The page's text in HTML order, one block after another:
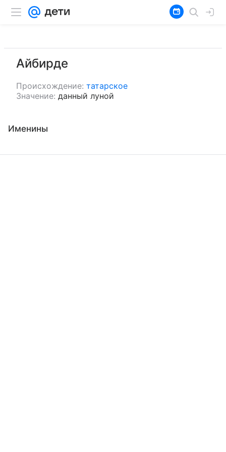
Айбирде
Происхождение: татарское
Значение: данный луной
Именины